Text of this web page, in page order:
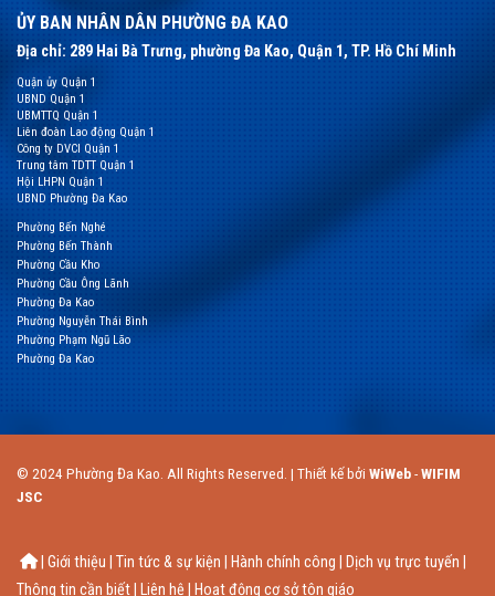
ỦY BAN NHÂN DÂN PHƯỜNG ĐA KAO
Địa chỉ: 289 Hai Bà Trưng, phường Đa Kao, Quận 1, TP. Hồ Chí Minh
Quận ủy Quận 1
UBND Quận 1
UBMTTQ Quận 1
Liên đoàn Lao động Quận 1
Công ty DVCI Quận 1
Trung tâm TDTT Quận 1
Hội LHPN Quận 1
UBND Phường Đa Kao
Phường Bến Nghé
Phường Bến Thành
Phường Cầu Kho
Phường Cầu Ông Lãnh
Phường Đa Kao
Phường Nguyễn Thái Bình
Phường Phạm Ngũ Lão
Phường Đa Kao
© 2024 Phường Đa Kao. All Rights Reserved. | Thiết kế bởi WiWeb-WIFIM
JSC
| Giới thiệu | Tin tức & sự kiện | Hành chính công | Dịch vụ trực tuyến |
Thông tin cần biết | Liên hệ | Hoạt động cơ sở tôn giáo